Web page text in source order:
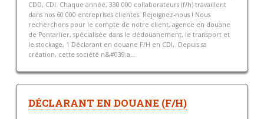
CDD, CDI. Chaque année, 330 000 collaborateurs (f/h) travaillent
dans nos 60 000 entreprises clientes. Rejoignez-nous ! Nous
recherchons pour le compte de notre client, agence en douane
de Pontarlier, spécialisée dans le dédouanement, le transport et
le stockage, 1 Déclarant en douane F/H en CDI,. Depuis sa
création, cette société n&#039;a...
DÉCLARANT EN DOUANE (F/H)